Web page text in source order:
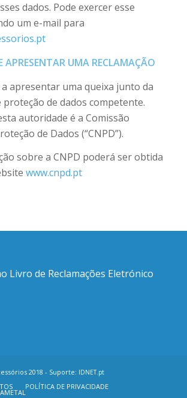
dados. Pode exercer esse
um e-mail para
APRESENTAR UMA RECLAMAÇÃO
apresentar uma queixa junto da
de dados competente.
autoridade é a Comissão
de Dados (“CNPD”).
sobre a CNPD poderá ser obtida
www.cnpd.pt
Livro de Reclamações Eletrónico
2018 - Suporte: IDNET.pt
POLÍTICA DE PRIVACIDADE